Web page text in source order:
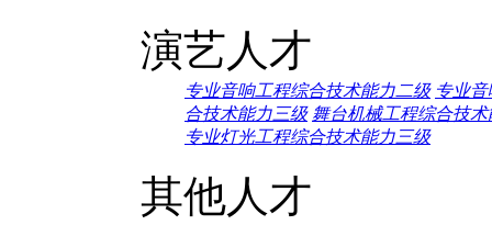
演艺人才
专业音响工程综合技术能力二级 专业
合技术能力三级 舞台机械工程综合技
专业灯光工程综合技术能力三级
其他人才